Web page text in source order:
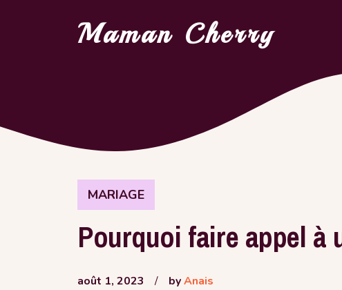
Maman Cherry
MARIAGE
Pourquoi faire appel à
août 1, 2023 / byAnais